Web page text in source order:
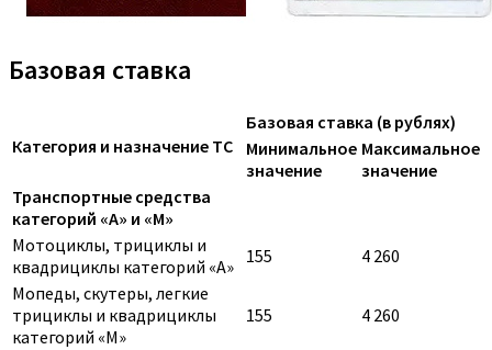
Базовая ставка
Категория и назначение ТС
Базовая ставка (в рублях)
Минимальное
значение
Максимальное
значение
Транспортные средства
категорий «A» и «M»
Мотоциклы, трициклы и
квадрициклы категорий «A» 155
4 260
Мопеды, скутеры, легкие
трициклы и квадрициклы
категорий «M»
155 4 260